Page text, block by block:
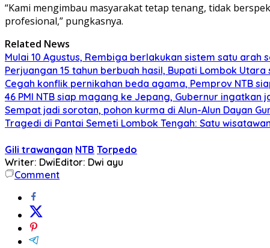
“Kami mengimbau masyarakat tetap tenang, tidak
profesional,” pungkasnya.
Related News
Mulai 10 Agustus, Rembiga berlakukan sistem satu arah
Perjuangan 15 tahun berbuah hasil, Bupati Lombok
Cegah konflik pernikahan beda agama, Pemprov NTB
46 PMI NTB siap magang ke Jepang, Gubernur ingatkan
Sempat jadi sorotan, pohon kurma di Alun-Alun Dayan
Tragedi di Pantai Semeti Lombok Tengah: Satu
Gili trawangan NTB Torpedo
Writer: DwiEditor: Dwi ayu
Comment